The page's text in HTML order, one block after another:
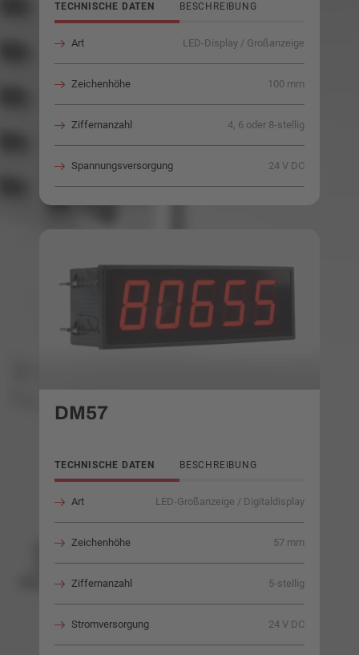
TECHNISCHE DATEN BESCHREIBUNG
Art LED-Display / Großanzeige
Zeichenhöhe 100 mm
Ziffernanzahl 4, 6 oder 8-stellig
Spannungsversorgung 24 V DC
DM57
TECHNISCHE DATEN BESCHREIBUNG
Art LED-Großanzeige / Digitaldisplay
Zeichenhöhe 57 mm
Ziffernanzahl 5-stellig
Stromversorgung 24 V DC